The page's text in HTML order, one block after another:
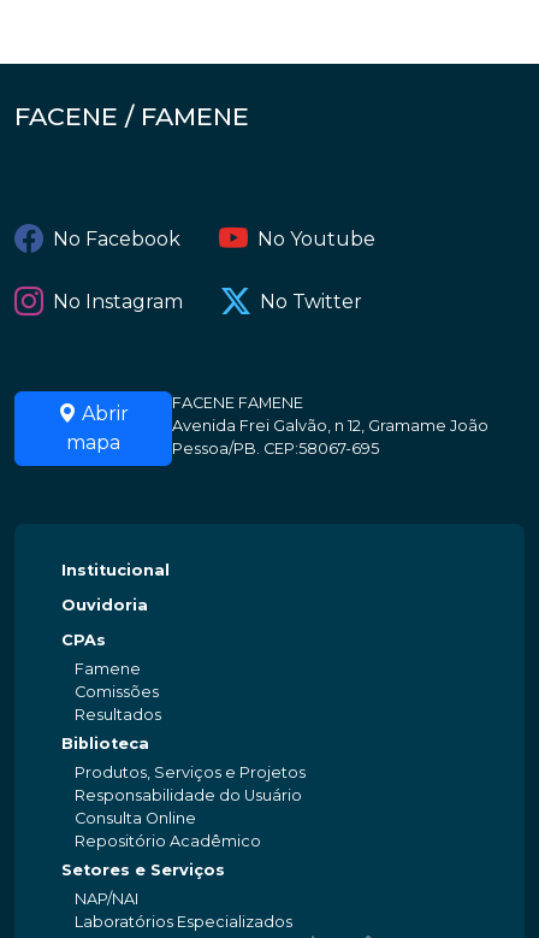
FACENE / FAMENE
No Facebook No Youtube
No Instagram No Twitter
Abrir
mapa
FACENE FAMENE
Avenida Frei Galvão, n 12, Gramame João
Pessoa/PB. CEP:58067-695
Institucional
Ouvidoria
CPAs
Famene
Comissões
Resultados
Biblioteca
Produtos, Serviços e Projetos
Responsabilidade do Usuário
Consulta Online
Repositório Acadêmico
Setores e Serviços
NAP/NAI
Laboratórios Especializados